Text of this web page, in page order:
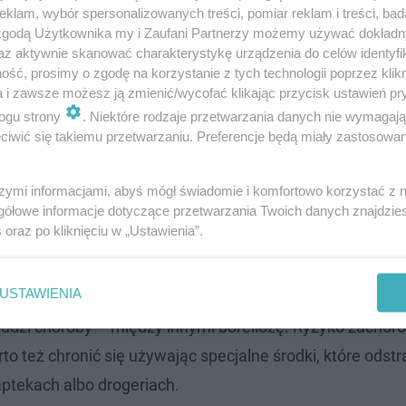
badania kleszczy
chcą sprawdzić inne miejsca w mieście, gdzie
też około 200 osób. Jedna trzecia z nich miała
choroby – między innymi boreliozę. Ryzyko
też chronić się używając specjalne środki, które
albo drogeriach.
wybór spersonalizowanych treści, pomiar reklam i treści,
Użytkownika my i Zaufani Partnerzy możemy używać
aktywnie skanować charakterystykę urządzenia do celów
prosimy o zgodę na korzystanie z tych technologii poprzez
i zawsze możesz ją zmienić/wycofać klikając przycisk ustawień
strony
. Niektóre rodzaje przetwarzania danych nie
się takiemu przetwarzaniu. Preferencje będą miały
informacjami, abyś mógł świadomie i komfortowo korzystać z
informacje dotyczące przetwarzania Twoich danych
oraz po kliknięciu w „Ustawienia”.
USTAWIENIA